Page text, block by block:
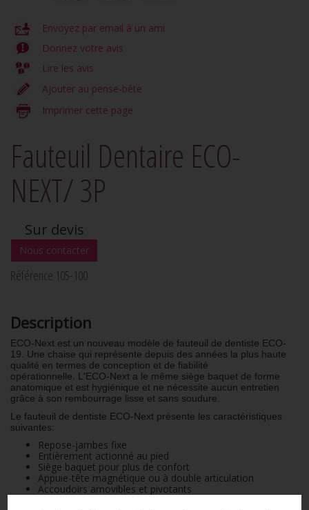
Envoyez par email à un ami
Donnez votre avis
Lire les avis
Ajouter au pense-bête
Imprimer cette page
Fauteuil Dentaire ECO-
NEXT/ 3P
Sur devis
Référence 105-100
Description
ECO-Next est un nouveau modèle de fauteuil de dentiste ECO-
19. Une chaise qui représente depuis des années la plus haute
qualité en termes de conception et de fiabilité
opérationnelle. L'ECO-Next a le même siège baquet de forme
anatomique et est hygiénique et ne nécessite aucun entretien
grâce à son rembourrage lisse et sans soudure.
Le fauteuil de dentiste ECO-Next présente les caractéristiques
suivantes:
Repose-jambes fixe
Entièrement actionné au pied
Siège baquet pour plus de confort
Appuie-tête magnétique ou à double articulation
Accoudoirs amovibles et pivotants